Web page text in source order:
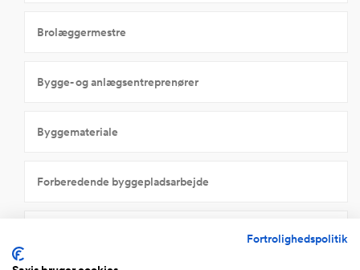
Brolæggermestre
Bygge- og anlægsentreprenører
Byggemateriale
Forberedende byggepladsarbejde
Fortrolighedspolitik